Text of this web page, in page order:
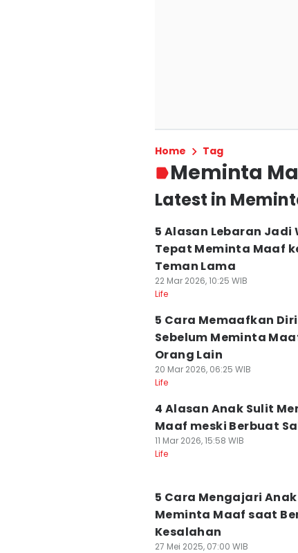
Home Tag
Meminta
Latest in
5 Alasan Lebaran Jadi
Tepat Meminta Maaf
Teman Lama
22 Mar 2026, 10:25 WIB
Life
5 Cara Memaafkan
Sebelum Meminta
Orang Lain
20 Mar 2026, 06:25 WIB
Life
4 Alasan Anak Sulit
Maaf meski Berbuat
11 Mar 2026, 15:58 WIB
Life
5 Cara Mengajari
Meminta Maaf saat
Kesalahan
27 Mei 2025, 07:00 WIB